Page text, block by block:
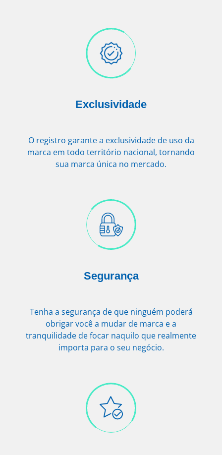
Exclusividade
O registro garante a exclusividade de uso da
marca em todo território nacional, tornando
sua marca única no mercado.
Segurança
Tenha a segurança de que ninguém poderá
obrigar você a mudar de marca e a
tranquilidade de focar naquilo que realmente
importa para o seu negócio.